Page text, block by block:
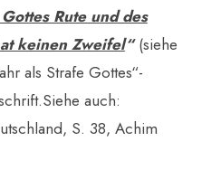
Rute und des
keinen Zweifel“(siehe
als Strafe Gottes“-
auch:
S. 38, Achim